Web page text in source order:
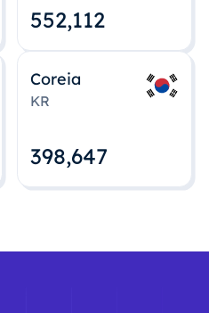
552,112
Coreia
KR
398,648